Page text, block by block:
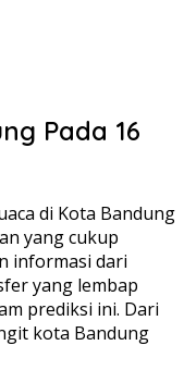
Pada 16
di Kota Bandung
yang cukup
informasi dari
yang lembap
prediksi ini. Dari
kota Bandung